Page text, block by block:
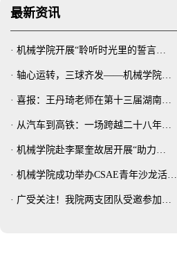
最新资讯
· 机械学院开展“聆听时光里的誓言…
· 轴心运转，三球齐发——机械学院…
· 喜报：王丹琦老师在第十三届湖南…
· 从汽车到高铁：一场跨越二十八年…
· 机械学院赴李聚奎故居开展“助力…
· 机械学院成功举办CSAE青年沙龙活…
· 广受关注！我院两支团队受邀参加…